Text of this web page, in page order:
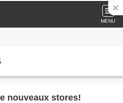
MENU
nouveaux stores!